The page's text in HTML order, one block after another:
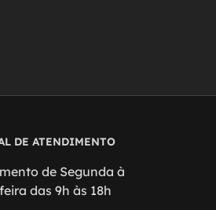
DE ATENDIMENTO
de Segunda à
das 9h às 18h